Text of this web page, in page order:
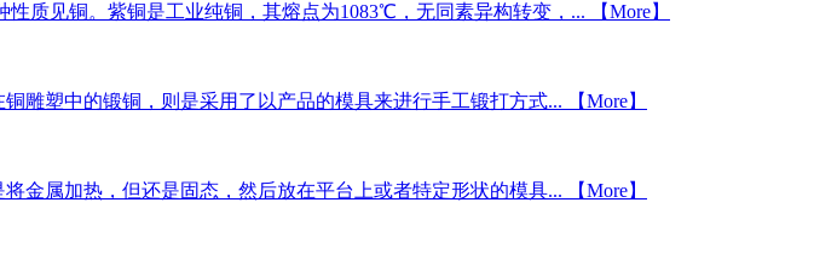
质见铜。紫铜是工业纯铜，其熔点为1083℃，无同素异构转变，... 【More】
雕塑中的锻铜，则是采用了以产品的模具来进行手工锻打方式... 【More】
金属加热，但还是固态，然后放在平台上或者特定形状的模具... 【More】